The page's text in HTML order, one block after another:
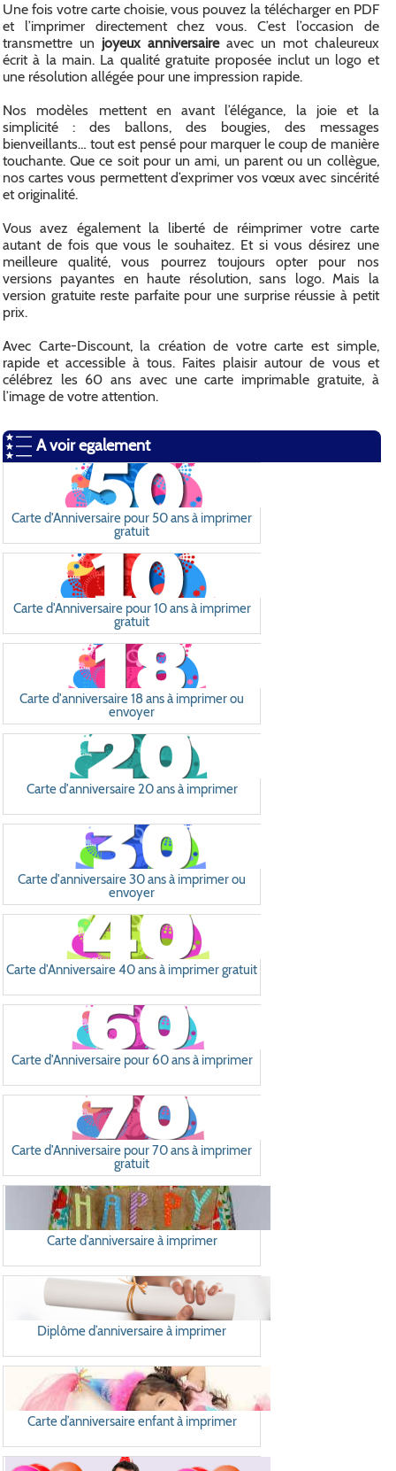
Une fois votre carte choisie, vous pouvez la télécharger en PDF
et l’imprimer directement chez vous. C’est l’occasion de
transmettre un joyeux anniversaireavec un mot chaleureux
écrit à la main. La qualité gratuite proposée inclut un logo et
une résolution allégée pour une impression rapide.
Nos modèles mettent en avant l’élégance, la joie et la
simplicité : des ballons, des bougies, des messages
bienveillants… tout est pensé pour marquer le coup de manière
touchante. Que ce soit pour un ami, un parent ou un collègue,
nos cartes vous permettent d’exprimer vos vœux avec sincérité
et originalité.
Vous avez également la liberté de réimprimer votre carte
autant de fois que vous le souhaitez. Et si vous désirez une
meilleure qualité, vous pourrez toujours opter pour nos
versions payantes en haute résolution, sans logo. Mais la
version gratuite reste parfaite pour une surprise réussie à petit
prix.
Avec Carte-Discount, la création de votre carte est simple,
rapide et accessible à tous. Faites plaisir autour de vous et
célébrez les 60 ans avec une carte imprimable gratuite, à
l’image de votre attention.
A voir egalement
Carte d'Anniversaire pour 50 ans à imprimer
gratuit
Carte d'Anniversaire pour 10 ans à imprimer
gratuit
Carte d'anniversaire 18 ans à imprimer ou
envoyer
Carte d'anniversaire 20 ans à imprimer
Carte d'anniversaire 30 ans à imprimer ou
envoyer
Carte d'Anniversaire 40 ans à imprimer gratuit
Carte d'Anniversaire pour 60 ans à imprimer
Carte d'Anniversaire pour 70 ans à imprimer
gratuit
Carte d’anniversaire à imprimer
Diplôme d’anniversaire à imprimer
Carte d’anniversaire enfant à imprimer